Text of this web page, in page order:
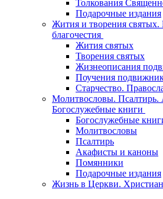
Толкования
Подарочные издания
Жития и творения
благочестия
Жития святых
Творения святых
Жизнеописания
Поучения
Старчество.
Молитвословы.
Богослужебные книги
Богослужебные
Молитвословы
Псалтирь
Акафисты и каноны
Помянники
Подарочные издания
Жизнь в Церкви.